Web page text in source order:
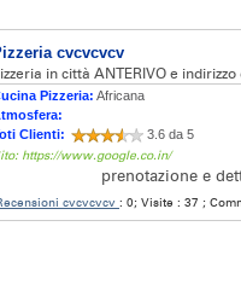
cvcvcvcv
in città ANTERIVO e
Pizzeria: Africana
Clienti:
3.6 da 5
https://www.google.co.in/
prenotazione e
cvcvcvcv : 0; Visite : 37 ;